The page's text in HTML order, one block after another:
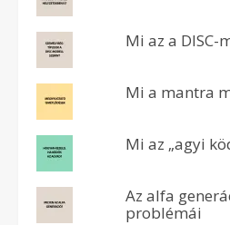
Mi az a DISC-
Mi a mantra
Mi az „agyi
Az alfa
problémái